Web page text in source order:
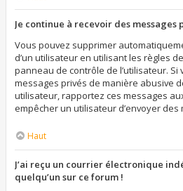
Je continue à recevoir des messages
Vous pouvez supprimer
d’un utilisateur en utilisant les règles
panneau de contrôle de l’utilisateur. Si
messages privés de manière abusive
utilisateur, rapportez ces messages
empêcher un utilisateur d’envoyer des
Haut
J’ai reçu un courrier électronique
quelqu’un sur ce forum !